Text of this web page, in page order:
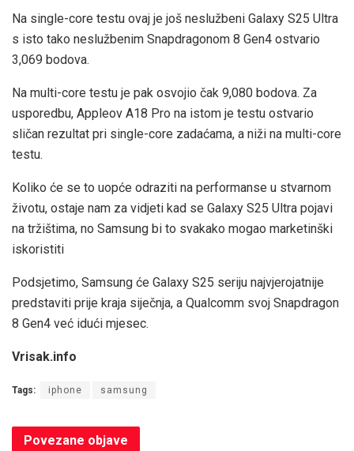
Na single-core testu ovaj je još neslužbeni Galaxy S25 Ultra
s isto tako neslužbenim Snapdragonom 8 Gen4 ostvario
3,069 bodova.
Na multi-core testu je pak osvojio čak 9,080 bodova. Za
usporedbu, Appleov A18 Pro na istom je testu ostvario
sličan rezultat pri single-core zadaćama, a niži na multi-core
testu.
Koliko će se to uopće odraziti na performanse u stvarnom
životu, ostaje nam za vidjeti kad se Galaxy S25 Ultra pojavi
na tržištima, no Samsung bi to svakako mogao marketinški
iskoristiti
Podsjetimo, Samsung će Galaxy S25 seriju najvjerojatnije
predstaviti prije kraja siječnja, a Qualcomm svoj Snapdragon
8 Gen4 već idući mjesec.
Vrisak.info
Tags: iphone samsung
Povezane objave